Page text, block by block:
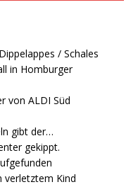
/ Schales
in Homburger
von ALDI Süd
gibt der…
gekippt.
verletztem Kind